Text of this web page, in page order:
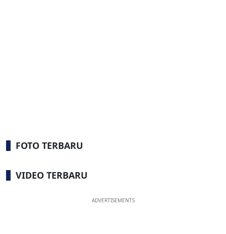
FOTO TERBARU
VIDEO TERBARU
ADVERTISEMENTS